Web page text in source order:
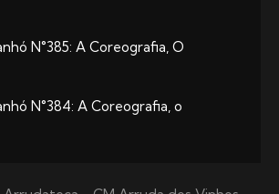
N°385: A Coreografia, O
N°384: A Coreografia, o